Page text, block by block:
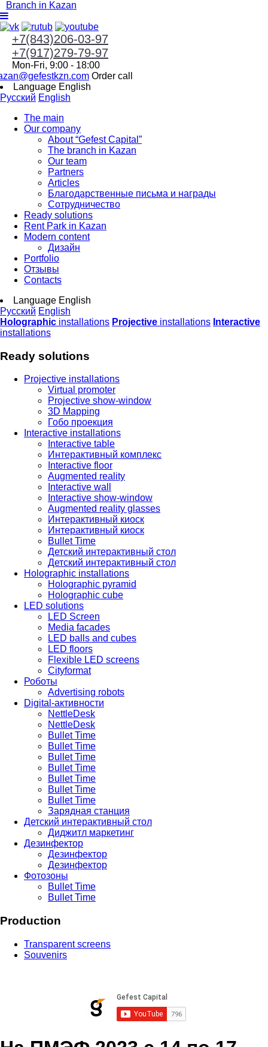
Branch in Kazan
+7(843)206-03-97
+7(917)279-79-97
Mon-Fri, 9:00 - 18:00
Order call
Language English
Русский English
The main
Our company
About “Gefest Capital”
The branch in Kazan
Our team
Partners
Articles
Благодарственные письма и награды
Сотрудничество
Ready solutions
Rent Park in Kazan
Modern content
Дизайн
Portfolio
Отзывы
Contacts
Language English
Русский English
Holographic installations Projective installations Interactive
installations
Ready solutions
Projective installations
Virtual promoter
Projective show-window
3D Mapping
Гобо проекция
Interactive installations
Interactive table
Интерактивный комплекс
Interactive floor
Augmented reality
Interactive wall
Interactive show-window
Augmented reality glasses
Интерактивный киоск
Интерактивный киоск
Bullet Time
Детский интерактивный стол
Детский интерактивный стол
Holographic installations
Holographic pyramid
Holographic cube
LED solutions
LED Screen
Media facades
LED balls and cubes
LED floors
Flexible LED screens
Cityformat
Роботы
Advertising robots
Digital-активности
NettleDesk
NettleDesk
Bullet Time
Bullet Time
Bullet Time
Bullet Time
Bullet Time
Bullet Time
Bullet Time
Зарядная станция
Детский интерактивный стол
Диджитл маркетинг
Дезинфектор
Дезинфектор
Дезинфектор
Фотозоны
Bullet Time
Bullet Time
Production
Transparent screens
Souvenirs